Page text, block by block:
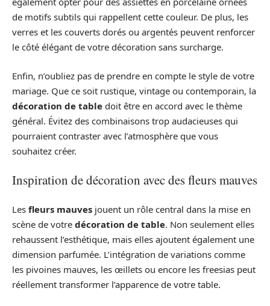
de motifs subtils qui rappellent cette couleur. De plus, les
verres et les couverts dorés ou argentés peuvent renforcer
le côté élégant de votre décoration sans surcharge.
Enfin, n’oubliez pas de prendre en compte le style de votre
mariage. Que ce soit rustique, vintage ou contemporain, la
décoration de table doit être en accord avec le thème
général. Évitez des combinaisons trop audacieuses qui
pourraient contraster avec l’atmosphère que vous
souhaitez créer.
Inspiration de décoration avec des fleurs mauves
Les fleurs mauves jouent un rôle central dans la mise en
scène de votre décoration de table. Non seulement elles
rehaussent l’esthétique, mais elles ajoutent également une
dimension parfumée. L’intégration de variations comme
les pivoines mauves, les œillets ou encore les freesias peut
réellement transformer l’apparence de votre table.